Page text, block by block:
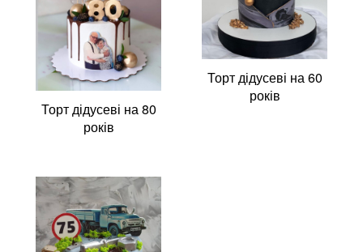
Торт дідусеві на 80
років
Торт дідусеві на 60
років